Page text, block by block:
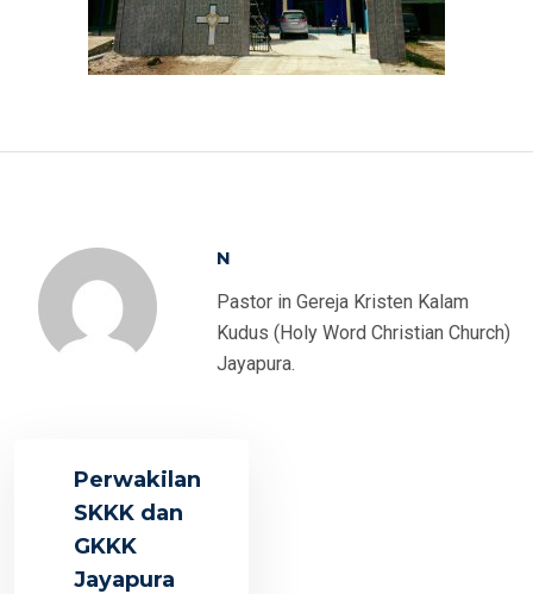
N
Pastor in Gereja Kristen Kalam
Kudus (Holy Word Christian Church)
Jayapura.
Perwakilan
SKKK dan
GKKK
Jayapura